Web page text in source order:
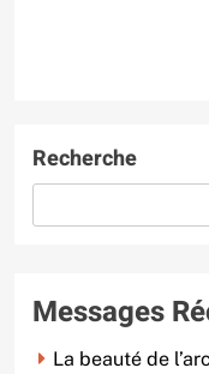
Recherche
Messages
La beauté de